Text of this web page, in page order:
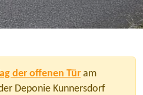
der offenen Tür am
Deponie Kunnersdorf